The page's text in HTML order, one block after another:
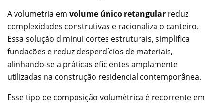
A volumetria em volume único retangular reduz
complexidades construtivas e racionaliza o canteiro.
Essa solução diminui cortes estruturais, simplifica
fundações e reduz desperdícios de materiais,
alinhando-se a práticas eficientes amplamente
utilizadas na construção residencial contemporânea.
Esse tipo de composição volumétrica é recorrente em